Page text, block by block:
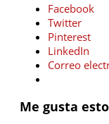
Facebook
Twitter
Pinterest
LinkedIn
Correo
Me gusta